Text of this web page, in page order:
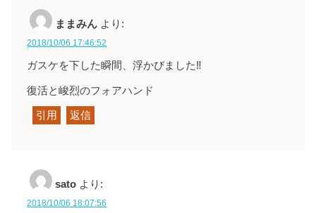
ままみん より:
2018/10/06 17:46:52
ガスケを下した瞬間、浮かびました‼
復活と峻烈のフォアハンド
引用 返信
sato より:
2018/10/06 18:07:56